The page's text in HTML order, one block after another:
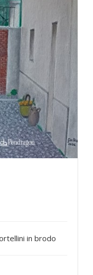
in brodo